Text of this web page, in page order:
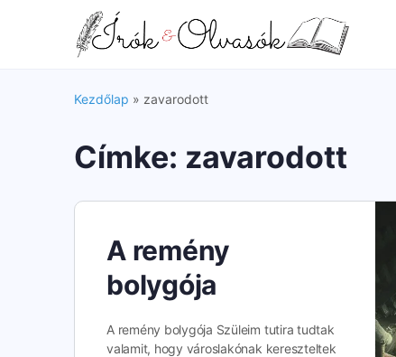
Kezdőlap » zavarodott
Címke: zavarodott
A remény
bolygója
A remény bolygója Szüleim tutira tudtak
valamit, hogy városlakónak kereszteltek